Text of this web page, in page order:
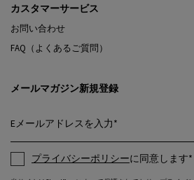
カスタマーサービス
お問い合わせ
FAQ（よくあるご質問）
メールマガジン新規登録
Eメールアドレスを入力*
プライバシーポリシーに同意します*